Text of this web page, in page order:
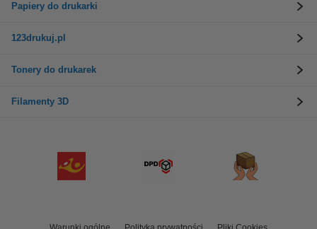
Papiery do drukarki
123drukuj.pl
Tonery do drukarek
Filamenty 3D